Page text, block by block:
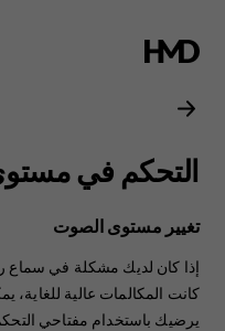
دليل
مستخدم
هاتف
Nokia
2.2
التحكم في
تغيير مستوى الصوت
إذا كان لديك مشكلة في سماع
كانت المكالمات عالية
يرضيك باستخدام مفتاحي